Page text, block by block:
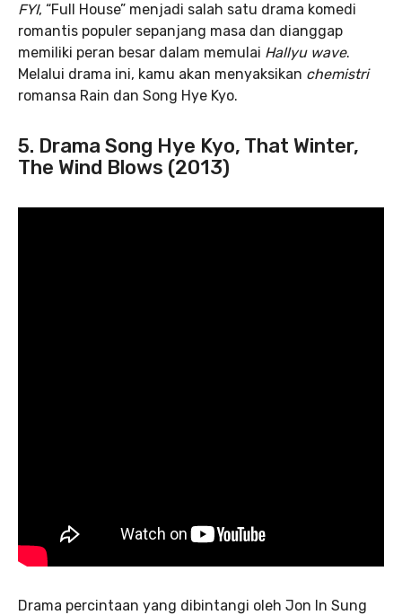
FYI, “Full House” menjadi salah satu drama komedi
romantis populer sepanjang masa dan dianggap
memiliki peran besar dalam memulai Hallyu wave.
Melalui drama ini, kamu akan menyaksikan chemistri
romansa Rain dan Song Hye Kyo.
5. Drama Song Hye Kyo, That Winter,
The Wind Blows (2013)
Drama percintaan yang dibintangi oleh Jon In Sung